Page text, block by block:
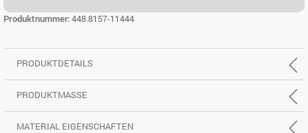
Produktnummer:448.8157-11444
PRODUKTDETAILS
PRODUKTMASSE
MATERIAL EIGENSCHAFTEN